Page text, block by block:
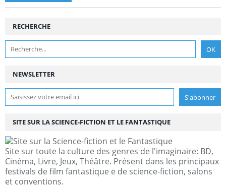
NEWSLETTER
RECHERCHE
SITE SUR LA SCIENCE-FICTION ET LE FANTASTIQUE
Site sur toute la culture des genres de l'imaginaire: BD,
Cinéma, Livre, Jeux, Théâtre. Présent dans les principaux
festivals de film fantastique e de science-fiction, salons
et conventions.